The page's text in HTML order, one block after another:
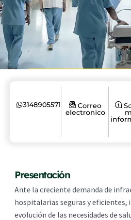
3148905571 Correo
electronico
Presentación
Ante la creciente demanda de
hospitalarias seguras y eficientes,
evolución de las necesidades de